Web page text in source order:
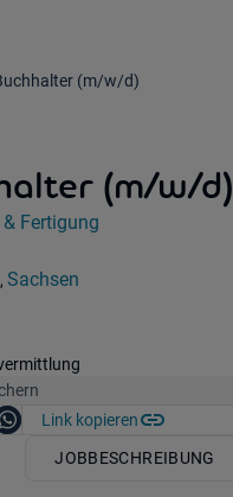
(m/w/d)
(m/w/d)
Fertigung
,
Region:
Sachsen
teilen
Auf WhatsApp teilen
Link kopieren
JOBBESCHREIBUNG